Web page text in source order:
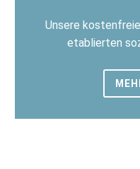
Unsere
etablierten